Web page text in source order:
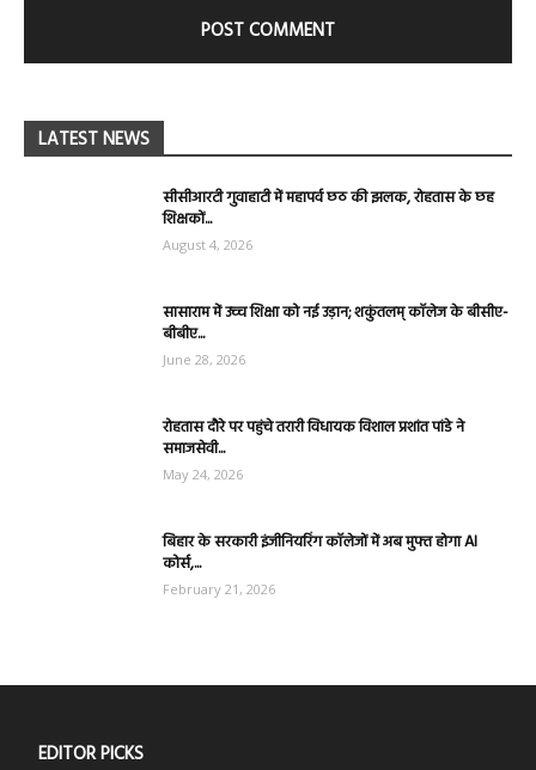
LATEST NEWS
सीसीआरटी गुवाहाटी में महापर्व छठ की झलक, रोहतास के छह
शिक्षकों...
August 4, 2026
सासाराम में उच्च शिक्षा को नई उड़ान; शकुंतलम् कॉलेज के बीसीए-
बीबीए...
June 28, 2026
रोहतास दौरे पर पहुंचे तरारी विधायक विशाल प्रशांत पांडे ने
समाजसेवी...
May 24, 2026
बिहार के सरकारी इंजीनियरिंग कॉलेजों में अब मुफ्त होगा AI
कोर्स,...
February 21, 2026
EDITOR PICKS